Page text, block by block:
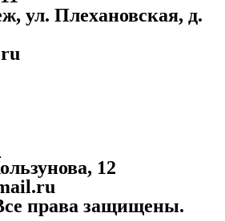
ул. Плехановская, д.
12
права защищены.